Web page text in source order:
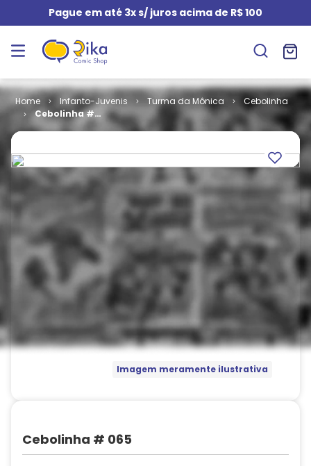
Pague em até 3x s/ juros acima de R$ 100
Infanto-Juvenis Turma da Mônica
Cebolinha
Cebolinha #
065
Imagem meramente ilustrativa
Cebolinha # 065